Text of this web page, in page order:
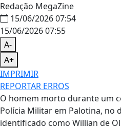
Redação MegaZine
15/06/2026 07:54
15/06/2026 07:55
A-
A+
IMPRIMIR
REPORTAR ERROS
O homem morto durante um
Polícia Militar em Palotina, no
identificado como Willian de